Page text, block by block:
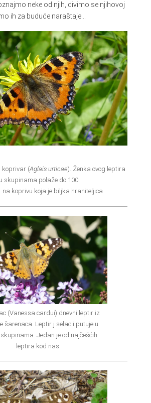
neke od njih, divimo se njihovoj
ih za buduće naraštaje…
koprivar (Aglais urticae). Ženka ovog leptira
u skupinama polaže do 100
koprivu koja je biljka hraniteljica
(Vanessa cardui) dnevni leptir iz
šarenaca. Leptir j selac i putuje u
Jedan je od najčešćih
leptira kod nas.